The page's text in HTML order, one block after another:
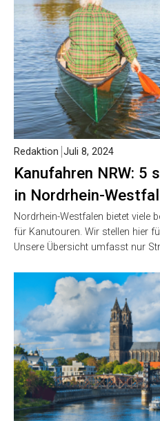
Kanufahren NRW: 5
in Nordrhein-
Redaktion Juli 8, 2024
Nordrhein-Westfalen bietet viele
für Kanutouren. Wir stellen hier
Unsere Übersicht umfasst nur